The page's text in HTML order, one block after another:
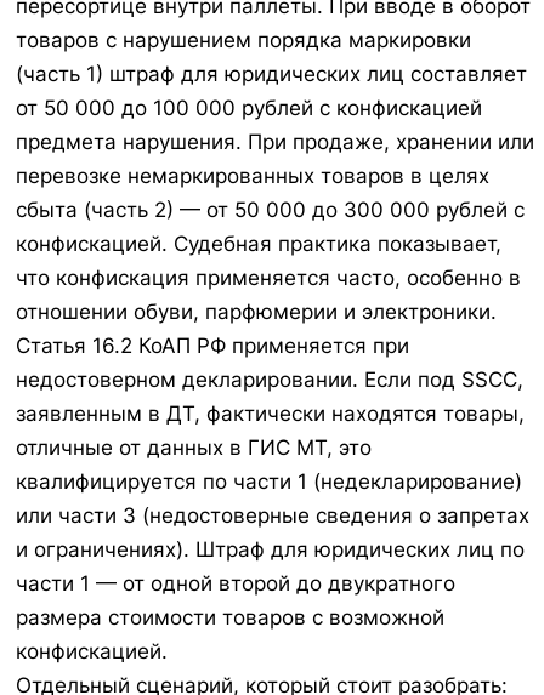
пересортице внутри паллеты. При вводе в оборот
товаров с нарушением порядка маркировки
(часть 1) штраф для юридических лиц составляет
от 50 000 до 100 000 рублей с конфискацией
предмета нарушения. При продаже, хранении или
перевозке немаркированных товаров в целях
сбыта (часть 2) — от 50 000 до 300 000 рублей с
конфискацией. Судебная практика показывает,
что конфискация применяется часто, особенно в
отношении обуви, парфюмерии и электроники.
Статья 16.2 КоАП РФ применяется при
недостоверном декларировании. Если под SSCC,
заявленным в ДТ, фактически находятся товары,
отличные от данных в ГИС МТ, это
квалифицируется по части 1 (недекларирование)
или части 3 (недостоверные сведения о запретах
и ограничениях). Штраф для юридических лиц по
части 1 — от одной второй до двукратного
размера стоимости товаров с возможной
конфискацией.
Отдельный сценарий, который стоит разобрать: